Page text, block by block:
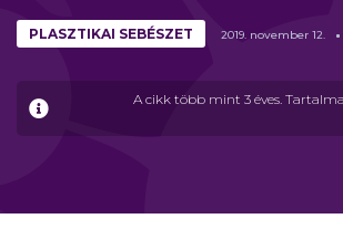
A cikk több mint 3 éves.
PLASZTIKAI SEBÉSZET 2019. november 12.